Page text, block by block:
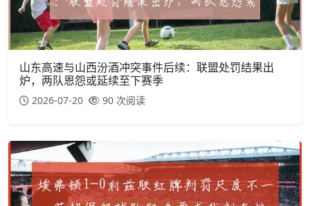
山东高速与山西汾酒冲突事件后续：联盟处罚结果出
炉，两队恩怨或延续至下赛季
2026-07-20 90 次阅读